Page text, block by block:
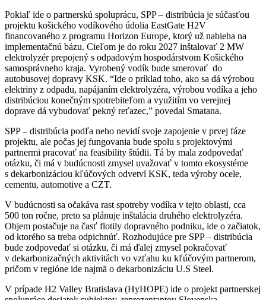
Pokiaľ ide o partnerskú spoluprácu, SPP – distribúcia je súčasťou
projektu košického vodíkového údolia EastGate H2V
financovaného z programu Horizon Europe, ktorý už nabieha na
implementačnú bázu. Cieľom je do roku 2027 inštalovať 2 MW
elektrolyzér prepojený s odpadovým hospodárstvom Košického
samosprávneho kraja. Vyrobený vodík bude smerovať do
autobusovej dopravy KSK. “Ide o príklad toho, ako sa dá výrobou
elektriny z odpadu, napájaním elektrolyzéra, výrobou vodíka a jeho
distribúciou konečným spotrebiteľom a využitím vo verejnej
doprave dá vybudovať pekný reťazec,” povedal Smatana.
SPP – distribúcia podľa neho nevidí svoje zapojenie v prvej fáze
projektu, ale počas jej fungovania bude spolu s projektovými
partnermi pracovať na feasibility štúdii. Tá by mala zodpovedať
otázku, či má v budúcnosti zmysel uvažovať v tomto ekosystéme
s dekarbonizáciou kľúčových odvetví KSK, teda výroby ocele,
cementu, automotive a CZT.
V budúcnosti sa očakáva rast spotreby vodíka v tejto oblasti, cca
500 ton ročne, preto sa plánuje inštalácia druhého elektrolyzéra.
Objem postačuje na časť flotily dopravného podniku, ide o začiatok,
od ktorého sa treba odpichnúť. Rozhodujúce pre SPP – distribúcia
bude zodpovedať si otázku, či má ďalej zmysel pokračovať
v dekarbonizačných aktivitách vo vzťahu ku kľúčovým partnerom,
pričom v regióne ide najmä o dekarbonizáciu U.S Steel.
V prípade H2 Valley Bratislava (HyHOPE) ide o projekt partnerskej